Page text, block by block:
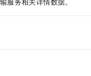
K3 NEW